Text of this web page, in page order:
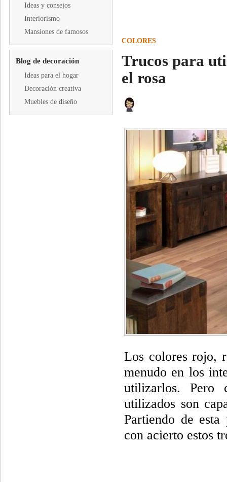
Ideas y consejos
Interiorismo
Mansiones de famosos
Blog de decoración
Ideas para el hogar
Decoración creativa
Muebles de diseño
COLORES
Trucos para
el rosa
Los colores rojo,
menudo en los
utilizarlos. Pero
utilizados son
Partiendo de
con acierto estos